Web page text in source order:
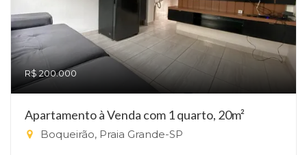
R$ 200.000
Apartamento à Venda com 1 quarto, 20m²
Boqueirão, Praia Grande-SP